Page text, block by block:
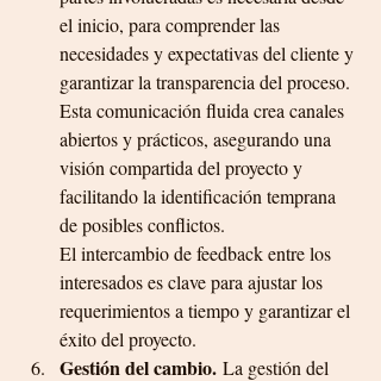
el inicio, para comprender las
necesidades y expectativas del cliente y
garantizar la transparencia del proceso.
Esta comunicación fluida crea canales
abiertos y prácticos, asegurando una
visión compartida del proyecto y
facilitando la identificación temprana
de posibles conflictos.
El intercambio de feedback entre los
interesados es clave para ajustar los
requerimientos a tiempo y garantizar el
éxito del proyecto.
Gestión del cambio. La gestión del